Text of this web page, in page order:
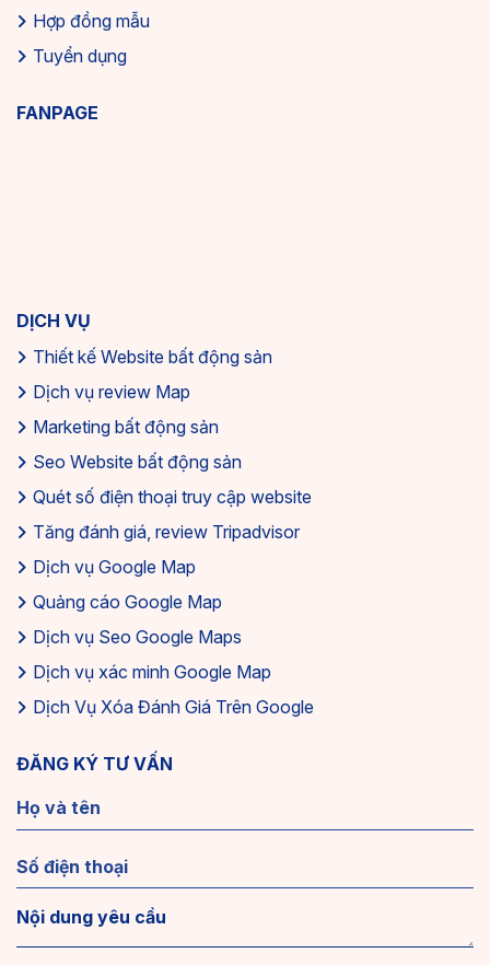
Hợp đồng mẫu
Tuyển dụng
FANPAGE
DỊCH VỤ
Thiết kế Website bất động sản
Dịch vụ review Map
Marketing bất động sản
Seo Website bất động sản
Quét số điện thoại truy cập website
Tăng đánh giá, review Tripadvisor
Dịch vụ Google Map
Quảng cáo Google Map
Dịch vụ Seo Google Maps
Dịch vụ xác minh Google Map
Dịch Vụ Xóa Đánh Giá Trên Google
ĐĂNG KÝ TƯ VẤN